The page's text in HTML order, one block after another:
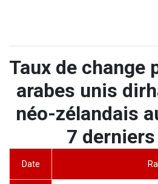
Taux de change
arabes unis
néo-zélandais
7
Date